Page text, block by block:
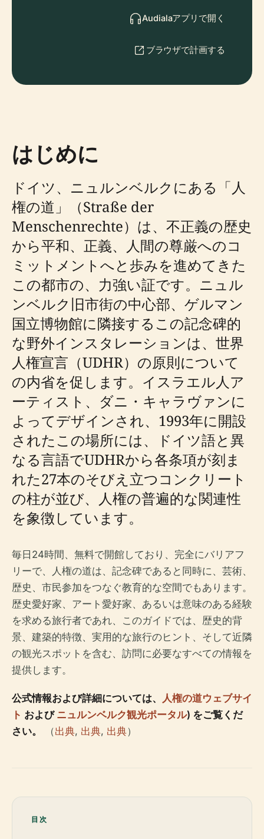
Audialaアプリで開く
ブラウザで計画する
はじめに
ドイツ、ニュルンベルクにある「人
権の道」（Straße der
Menschenrechte）は、不正義の歴史
から平和、正義、人間の尊厳へのコ
ミットメントへと歩みを進めてきた
この都市の、力強い証です。ニュル
ンベルク旧市街の中心部、ゲルマン
国立博物館に隣接するこの記念碑的
な野外インスタレーションは、世界
人権宣言（UDHR）の原則について
の内省を促します。イスラエル人ア
ーティスト、ダニ・キャラヴァンに
よってデザインされ、1993年に開設
されたこの場所には、ドイツ語と異
なる言語でUDHRから各条項が刻ま
れた27本のそびえ立つコンクリート
の柱が並び、人権の普遍的な関連性
を象徴しています。
毎日24時間、無料で開館しており、完全にバリアフ
リーで、人権の道は、記念碑であると同時に、芸術、
歴史、市民参加をつなぐ教育的な空間でもあります。
歴史愛好家、アート愛好家、あるいは意味のある経験
を求める旅行者であれ、このガイドでは、歴史的背
景、建築的特徴、実用的な旅行のヒント、そして近隣
の観光スポットを含む、訪問に必要なすべての情報を
提供します。
公式情報および詳細については、 人権の道ウェブサイ
ト および ニュルンベルク観光ポータル) をご覧くだ
さい。
（出典, 出典, 出典）
目次